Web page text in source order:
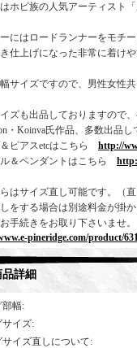
ホピ族の人気アーティスト
にはロードランナーをモチ
仕上げになった非常に着けや
サイズですので、男性女性
ズも出品しておりますので、
・Koinva氏作品、多数出品し
ピアスetcはこちら http://
＆ペンダントはこちら
はサイズ直し可能です。（
をする場合は別途料金が掛
手続きをお取り下さいませ。
pineridge.com/product/
品詳細
部幅:
サイズ:
サイズ直しについて: